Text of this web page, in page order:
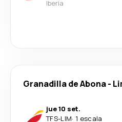
Iberia
Granadilla de Abona-
jue 10 set.
TFS-LIM· 1 escala